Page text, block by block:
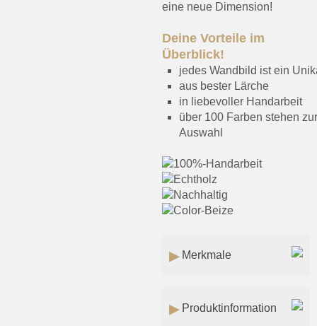
eine neue Dimension!
Deine Vorteile im
Überblick!
jedes Wandbild ist ein
aus bester Lärche
in liebevoller Handarbeit
über 100 Farben stehen zur
Auswahl
Merkmale
Produktinformation